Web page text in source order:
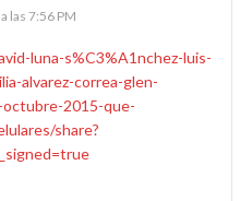
las 7:56 PM
luna-s%C3%A1nchez-luis-
alvarez-correa-glen-
2015-que-
share?